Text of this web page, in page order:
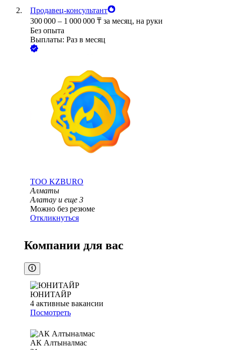
Продавец-консультант
300 000 – 1 000 000 ₸ за месяц, на руки
Без опыта
Выплаты: Раз в месяц
ТОО KZBURO
Алматы
Алатау и еще 3
Можно без резюме
Откликнуться
Компании для вас
ЮНИТАЙР
4 активные вакансии
Посмотреть
АК Алтыналмас